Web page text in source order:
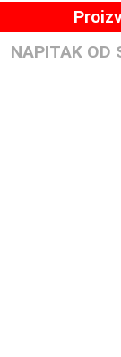
NAPITAK OD